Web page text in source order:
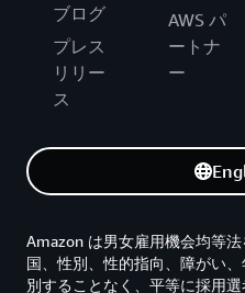
ブログ
プレス
リリー
ス
AWS パ
ートナ
ー
Amazon は男女雇用機会均等
国、性別、性的指向、障がい
別することなく、平等に採用選